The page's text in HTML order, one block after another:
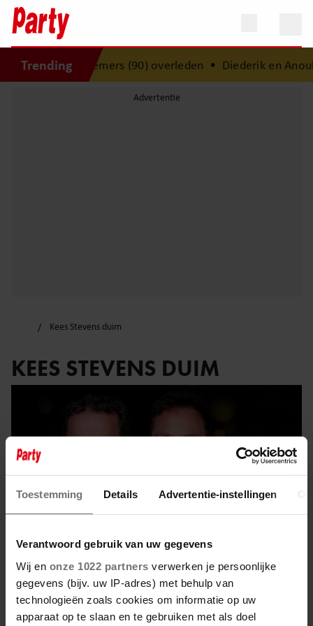
Toestemming Details Advertentie-instellingen
Verantwoord gebruik van uw gegevens
Wij en onze 1022 partners verwerken je persoonlijke
gegevens (bijv. uw IP-adres) met behulp van
technologieën zoals cookies om informatie op uw
apparaat op te slaan en te gebruiken met als doel
Trending
Jean Bremers (90) overleden•Diederik en
Kees Stevens duim
KEES STEVENS DUIM
18 december 2023